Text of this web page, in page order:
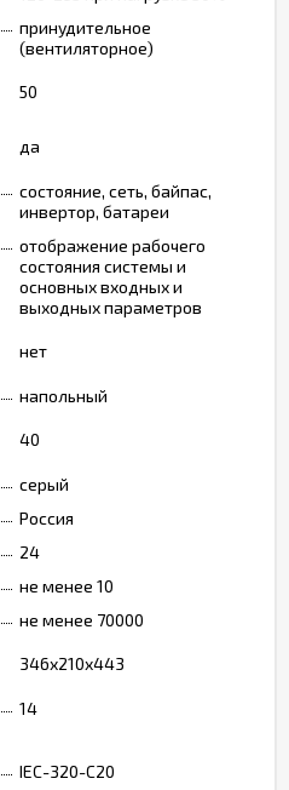
принудительное
(вентиляторное)
50
да
состояние, сеть, байпас,
инвертор, батареи
отображение рабочего
состояния системы и
основных входных и
выходных параметров
нет
напольный
40
серый
Россия
24
не менее 10
не менее 70000
346х210х443
14
IEC-320-C20